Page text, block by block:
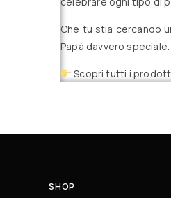
Che tu stia cercando
Papà davvero
Scopri tutti i
SHOP